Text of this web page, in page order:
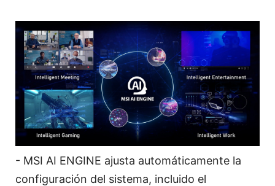
- MSI AI ENGINE ajusta automáticamente la
configuración del sistema, incluido el